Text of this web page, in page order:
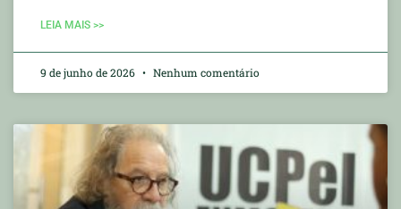
LEIA MAIS >>
9 de junho de 2026 Nenhum comentário